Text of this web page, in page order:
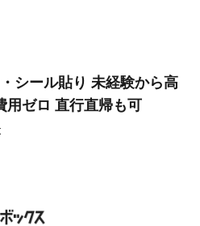
シール貼り 未経験から高
用ゼロ 直行直帰も可